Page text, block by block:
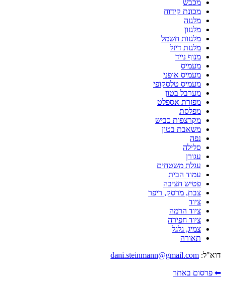
מכבש
מכונת קידוח
מלגזה
מלגזון
מלגזות חשמל
מלגזת דיזל
מנוף נייד
מעמיס
מעמיס אופני
מעמיס טלסקופי
מערבל בטון
מפזרת אספלט
מפלסת
מקרצפות כביש
משאבת בטון
נפה
סלילה
עגורן
עגלת משטחים
עמוד הבית
פטיש חציבה
צבת, מרסק, ריפר
ציוד
ציוד הרמה
ציוד חפירה
צמיג, גלגל
תאורה
דוא"ל: dani.steinmann@gmail.com
⬅ פרסום באתר